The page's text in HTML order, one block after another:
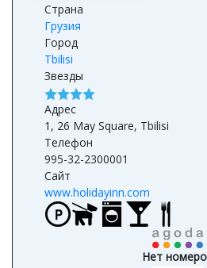
Грузия
Город
Tbilisi
Звезды
Адрес
1, 26 May Square, Tbilisi
Телефон
995-32-2300001
Сайт
www.holidayinn.com
Нет номеров